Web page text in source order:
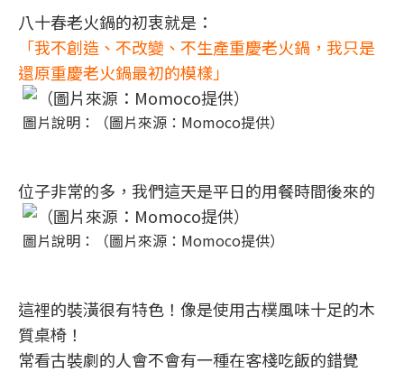
八十春老火鍋的初衷就是：
「我不創造、不改變、不生產重慶老火鍋，我只是
還原重慶老火鍋最初的模樣」
圖片說明：（圖片來源：Momoco提供）
位子非常的多，我們這天是平日的用餐時間後來的
圖片說明：（圖片來源：Momoco提供）
這裡的裝潢很有特色！像是使用古樸風味十足的木
質桌椅！
常看古裝劇的人會不會有一種在客棧吃飯的錯覺